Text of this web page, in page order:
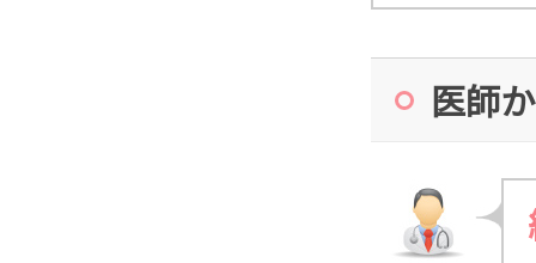
医師